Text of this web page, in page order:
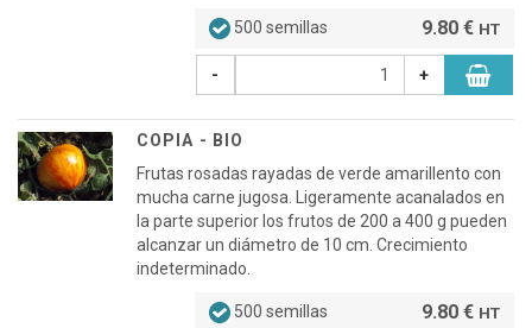
500 semillas 9.80 € HT
- +
COPIA - BIO
Frutas rosadas rayadas de verde amarillento con
mucha carne jugosa. Ligeramente acanalados en
la parte superior los frutos de 200 a 400 g pueden
alcanzar un diámetro de 10 cm. Crecimiento
indeterminado.
500 semillas 9.80 € HT